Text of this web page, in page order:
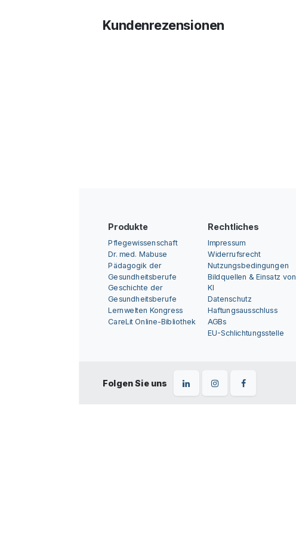
Kundenrezensionen
Produkte
Pflegewissenschaft
Dr. med. Mabuse
Pädagogik der
Gesundheitsberufe
Geschichte der
Gesundheitsberufe
Lernwelten Kongress
CareLit Online-Bibliothek
Rechtliches
Impressum
Widerrufsrecht
Nutzungsbedingungen
Bildquellen & Einsatz von
KI
Datenschutz
Haftungsausschluss
AGBs
EU-Schlichtungsstelle
Folgen Sie uns